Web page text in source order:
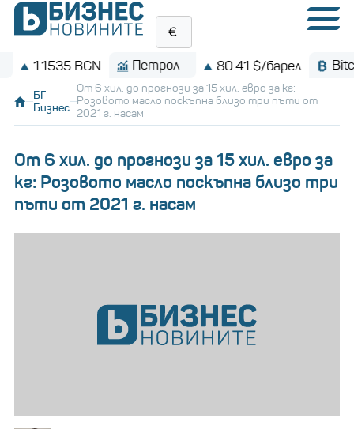
BGN Петрол 80.41 $/барел Bitcoin
БГ
Бизнес
От 6 хил. до прогнози за 15 хил. евро за кг:
Розовото масло поскъпна близо три пъти от
2021 г. насам
От 6 хил. до прогнози за 15 хил. евро за
кг: Розовото масло поскъпна близо три
пъти от 2021 г. насам